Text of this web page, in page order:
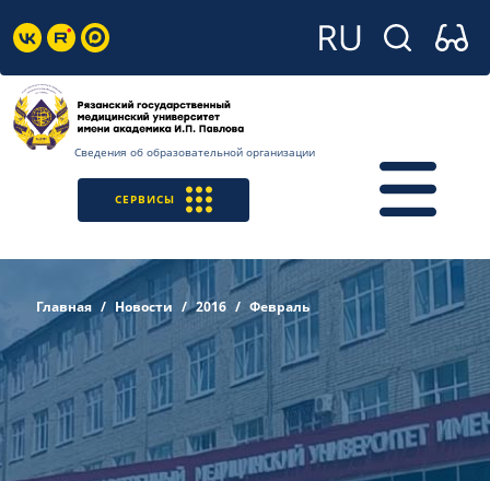
Сведения об образовательной организации
СЕРВИСЫ
Главная Новости 2016 Февраль